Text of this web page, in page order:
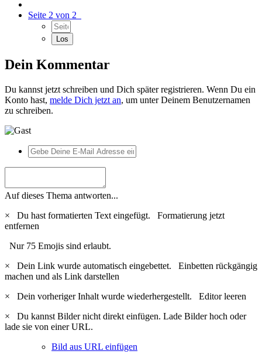
Seite 2 von 2
Dein Kommentar
Du kannst jetzt schreiben und Dich später registrieren. Wenn Du ein
Konto hast, melde Dich jetzt an, um unter Deinem Benutzernamen
zu schreiben.
Auf dieses Thema antworten...
×
Du hast formatierten Text eingefügt. Formatierung jetzt
entfernen
Nur 75 Emojis sind erlaubt.
×
Dein Link wurde automatisch eingebettet. Einbetten rückgängig
machen und als Link darstellen
×
Dein vorheriger Inhalt wurde wiederhergestellt. Editor leeren
×
Du kannst Bilder nicht direkt einfügen. Lade Bilder hoch oder
lade sie von einer URL.
Bild aus URL einfügen